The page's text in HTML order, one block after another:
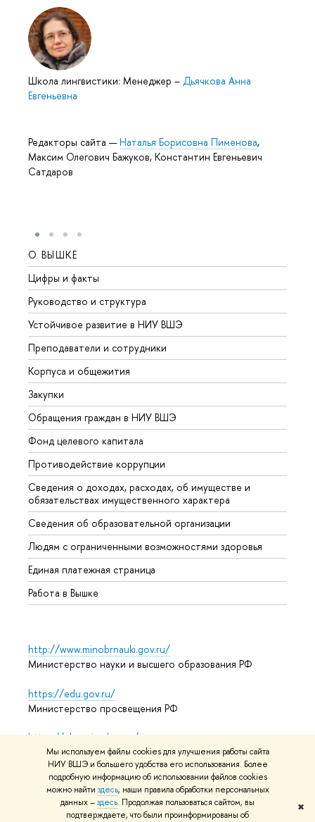
Мы используем файлы cookies для улучшения работы сайта
НИУ ВШЭ и большего удобства его использования. Более
подробную информацию об использовании файлов cookies
можно найти здесь, наши правила обработки персональных
данных –здесь. Продолжая пользоваться сайтом, вы
подтверждаете, что были проинформированы об
✖
Школа лингвистики: Менеджер – Дьячкова Анна
Евгеньевна
Редакторы сайта —Наталья Борисовна Пименова,
Максим Олегович Бажуков, Константин Евгеньевич
Сатдаров
О ВЫШКЕ
Цифры и факты
Руководство и структура
Устойчивое развитие в НИУ ВШЭ
Преподаватели и сотрудники
Корпуса и общежития
Закупки
Обращения граждан в НИУ ВШЭ
Фонд целевого капитала
Противодействие коррупции
Сведения о доходах, расходах, об имуществе и
обязательствах имущественного характера
Сведения об образовательной организации
Людям с ограниченными возможностями здоровья
Единая платежная страница
Работа в Вышке
http://www.minobrnauki.gov.ru/
Министерство науки и высшего образования РФ
https://edu.gov.ru/
Министерство просвещения РФ
https://elearning.hse.ru/mooc
Массовые открытые онлайн-курсы
© НИУ ВШЭ 1993–2026 Адреса и контактыУсловия
использования материаловПолитика конфиденциальности